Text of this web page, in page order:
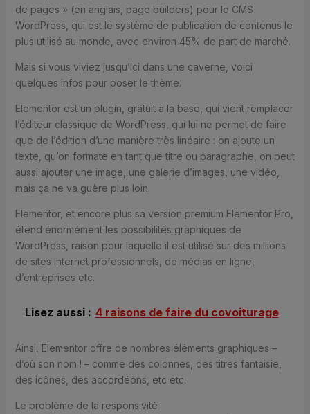
de pages » (en anglais, page builders) pour le CMS
WordPress, qui est le système de publication de contenus le
plus utilisé au monde, avec environ 45% de part de marché.
Mais si vous viviez jusqu’ici dans une caverne, voici
quelques infos pour poser le thème.
Elementor est un plugin, gratuit à la base, qui vient remplacer
l’éditeur classique de WordPress, qui lui ne permet de faire
que de l’édition d’une manière très linéaire : on ajoute un
texte, qu’on formate en tant que titre ou paragraphe, on peut
aussi ajouter une image, une galerie d’images, une vidéo,
mais ça ne va guère plus loin.
Elementor, et encore plus sa version premium Elementor Pro,
étend énormément les possibilités graphiques de
WordPress, raison pour laquelle il est utilisé sur des millions
de sites Internet professionnels, de médias en ligne,
d’entreprises etc.
Lisez aussi : 4 raisons de faire du covoiturage
Ainsi, Elementor offre de nombres éléments graphiques –
d’où son nom ! – comme des colonnes, des titres fantaisie,
des icônes, des accordéons, etc etc.
Le problème de la responsivité